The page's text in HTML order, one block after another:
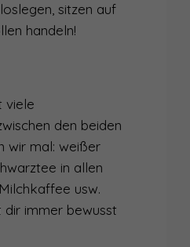
sitzen auf
handeln!
viele
den beiden
wir mal: weißer
in allen
usw.
immer bewusst